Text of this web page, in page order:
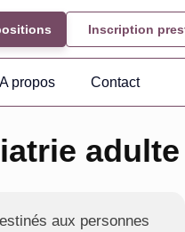
Inscription
A propos Contact
adulte
aux personnes